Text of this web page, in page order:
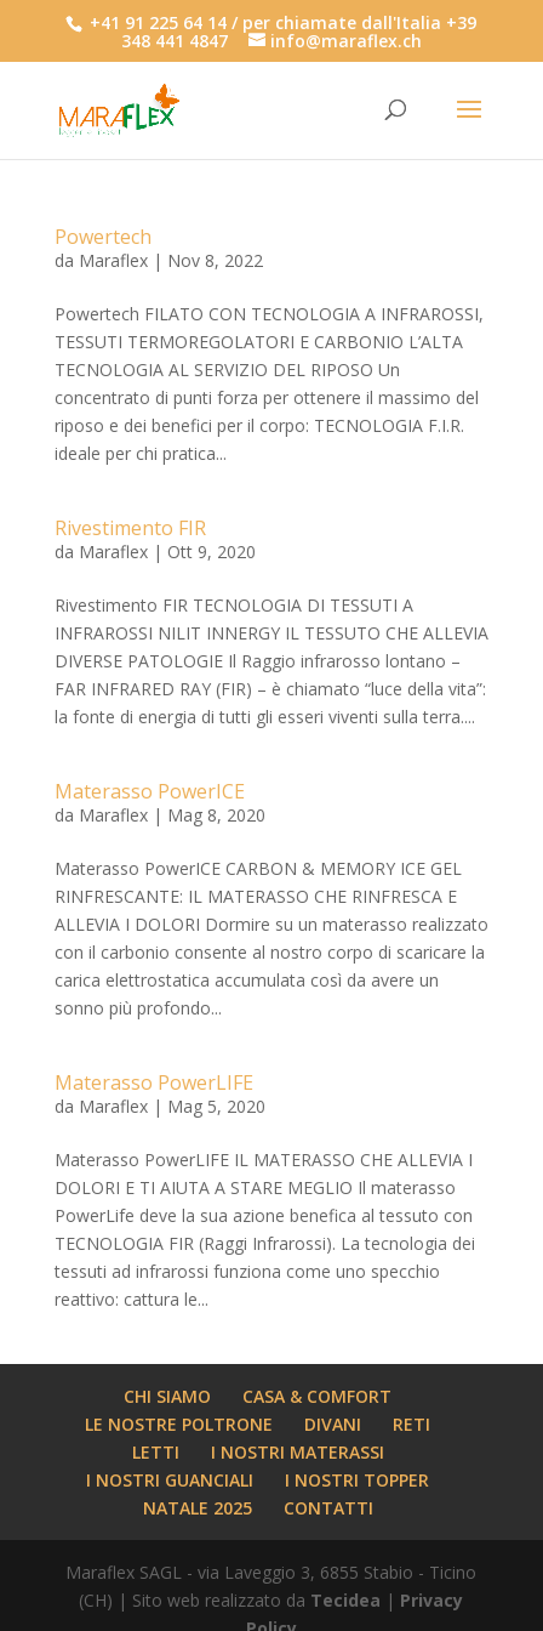
+41 91 225 64 14 / per chiamate dall'Italia +39
348 441 4847 info@maraflex.ch
Powertech
da Maraflex| Nov 8, 2022
Powertech FILATO CON TECNOLOGIA A INFRAROSSI,
TESSUTI TERMOREGOLATORI E CARBONIO L’ALTA
TECNOLOGIA AL SERVIZIO DEL RIPOSO Un
concentrato di punti forza per ottenere il massimo del
riposo e dei benefici per il corpo: TECNOLOGIA F.I.R.
ideale per chi pratica...
Rivestimento FIR
da Maraflex| Ott 9, 2020
Rivestimento FIR TECNOLOGIA DI TESSUTI A
INFRAROSSI NILIT INNERGY IL TESSUTO CHE ALLEVIA
DIVERSE PATOLOGIE Il Raggio infrarosso lontano –
FAR INFRARED RAY (FIR) – è chiamato “luce della vita”:
la fonte di energia di tutti gli esseri viventi sulla terra....
Materasso PowerICE
da Maraflex| Mag 8, 2020
Materasso PowerICE CARBON & MEMORY ICE GEL
RINFRESCANTE: IL MATERASSO CHE RINFRESCA E
ALLEVIA I DOLORI Dormire su un materasso realizzato
con il carbonio consente al nostro corpo di scaricare la
carica elettrostatica accumulata così da avere un
sonno più profondo...
Materasso PowerLIFE
da Maraflex| Mag 5, 2020
Materasso PowerLIFE IL MATERASSO CHE ALLEVIA I
DOLORI E TI AIUTA A STARE MEGLIO Il materasso
PowerLife deve la sua azione benefica al tessuto con
TECNOLOGIA FIR (Raggi Infrarossi). La tecnologia dei
tessuti ad infrarossi funziona come uno specchio
reattivo: cattura le...
CHI SIAMO
CASA & COMFORT
LE NOSTRE POLTRONE
DIVANI
RETI
LETTI
I NOSTRI MATERASSI
I NOSTRI GUANCIALI
I NOSTRI TOPPER
NATALE 2025
CONTATTI
Maraflex SAGL - via Laveggio 3, 6855 Stabio - Ticino
(CH) | Sito web realizzato da Tecidea | Privacy